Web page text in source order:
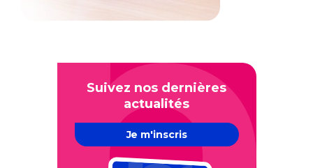
Suivez nos dernières
actualités
Je m'inscris